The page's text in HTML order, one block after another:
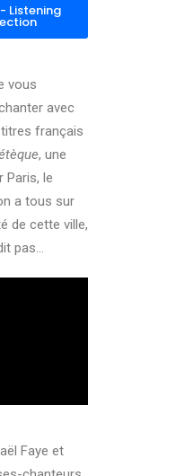
Listening
vous
avec
français
, une
Paris, le
a tous sur
de cette ville,
pas…
Faye et